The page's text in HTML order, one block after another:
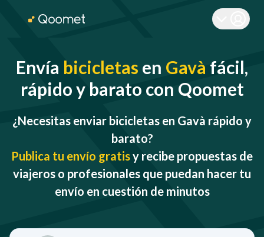
Envía bicicletas en Gavà fácil,
rápido y barato con Qoomet
¿Necesitas enviar bicicletas en Gavà rápido y
barato?
Publica tu envío gratisy recibe propuestas de
viajeros o profesionales que puedan hacer tu
envío en cuestión de minutos